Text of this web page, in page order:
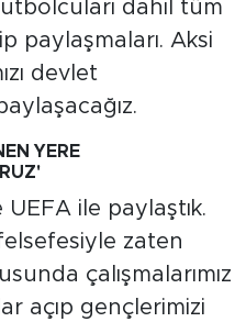
dahil tüm
paylaşmaları. Aksi
devlet
YERE
UEFA ile paylaştık.
zaten
çalışmalarımız
açıp gençlerimizi